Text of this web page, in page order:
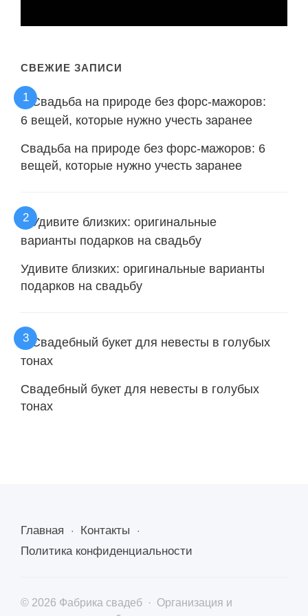
СВЕЖИЕ ЗАПИСИ
Свадьба на природе без форс-мажоров: 6
вещей, которые нужно учесть заранее
Удивите близких: оригинальные варианты
подарков на свадьбу
Свадебный букет для невесты в голубых
тонах
Главная
Контакты
Политика конфиденциальности
© 2026 Фабрика свадеб · Организация и